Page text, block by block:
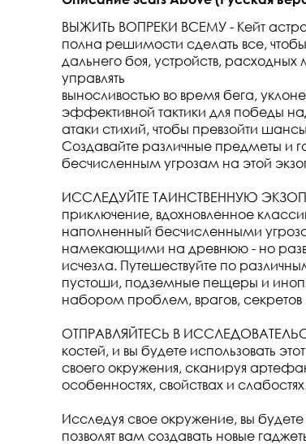
ВЫЖИТЬ ВОПРЕКИ ВСЕМУ - Кейт
полна решимости сделать все,
дальнего боя, устройств,
управлять
выносливостью во время бега,
эффективной тактики для победы
атаки стихий, чтобы превзойти
Создавайте различные предметы и
бесчисленным угрозам на этой
ИССЛЕДУЙТЕ ТАИНСТВЕННУЮ
приключение, вдохновленное
наполненный бесчисленными
намекающими на древнюю - но
исчезла. Путешествуйте по
пустоши, подземные пещеры и
набором проблем, врагов, секретов
ОТПРАВЛЯЙТЕСЬ В
костей, и вы будете использовать
своего окружения, сканируя
особенностях, свойствах и
Исследуя свое окружение, вы
позволят вам создавать новые